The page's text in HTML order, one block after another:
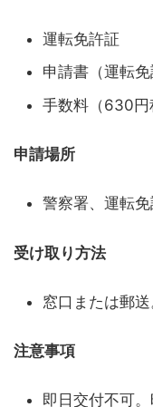
運転免許証
申請書（運転免
手数料（630円
申請場所
警察署、運転免
受け取り方法
窓口または郵送
注意事項
即日交付不可